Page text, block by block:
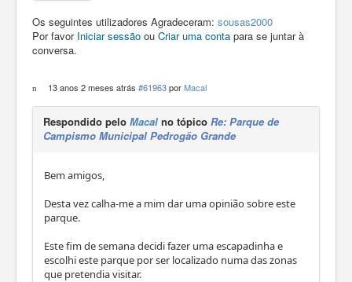
Os seguintes utilizadores Agradeceram: sousas2000
Por favor Iniciar sessão ou Criar uma conta para se juntar à
conversa.
13 anos 2 meses atrás #61963 porMacal
Respondido pelo Macal no tópico Re: Parque de
Campismo Municipal Pedrogão Grande
Bem amigos,
Desta vez calha-me a mim dar uma opinião sobre este
parque.
Este fim de semana decidi fazer uma escapadinha e
escolhi este parque por ser localizado numa das zonas
que pretendia visitar.